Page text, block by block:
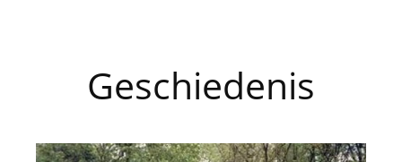
Geschiedenis